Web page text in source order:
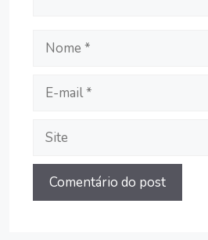
Nome
mail
Site